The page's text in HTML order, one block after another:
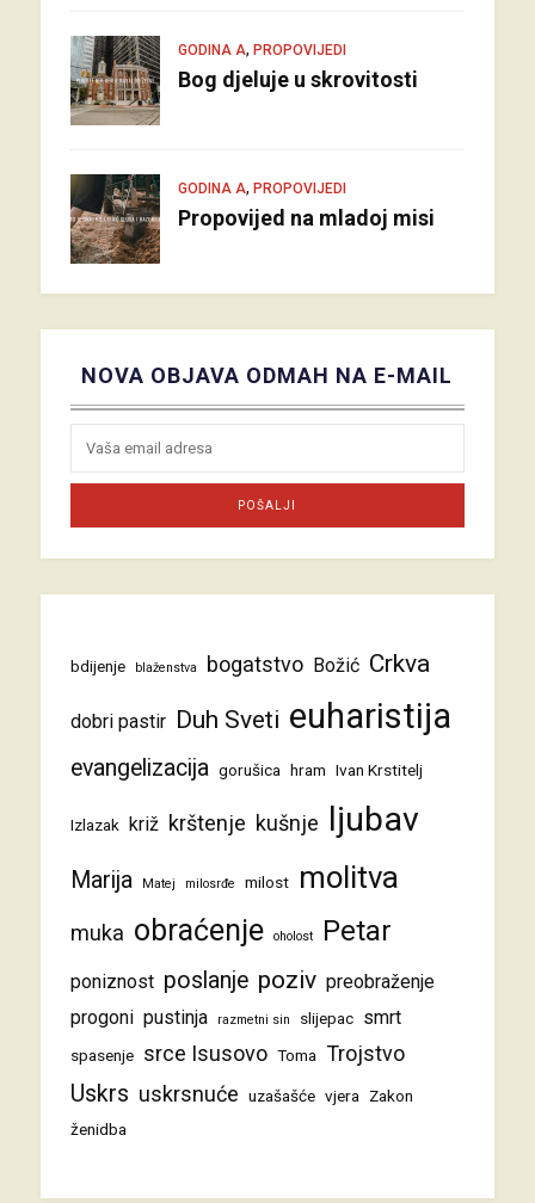
GODINA A, PROPOVIJEDI
Bog djeluje u skrovitosti
GODINA A, PROPOVIJEDI
Propovijed na mladoj misi
NOVA OBJAVA ODMAH NA E-MAIL
bdijenje blaženstva bogatstvo Božić Crkva
dobri pastir Duh Sveti euharistija
evangelizacija gorušica hram Ivan Krstitelj
Izlazak križ krštenje kušnje ljubav
Marija Matej milosrđe milost molitva
muka obraćenje oholost Petar
poniznost poslanje poziv preobraženje
progoni pustinja razmetni sin slijepac smrt
spasenje srce Isusovo Toma Trojstvo
Uskrs uskrsnuće uzašašće vjera
Zakon
ženidba